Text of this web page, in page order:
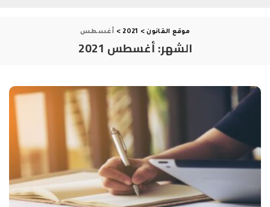
موقع القانون>
2021
> أغسطس
الشهر:أغسطس 2021